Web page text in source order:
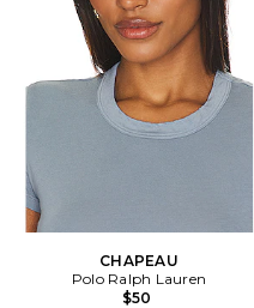
CHAPEAU
Polo Ralph Lauren
$50